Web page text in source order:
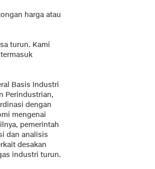
harga atau
turun. Kami
Basis Industri
Perindustrian,
dengan
mengenai
pemerintah
dan analisis
desakan
industri turun.